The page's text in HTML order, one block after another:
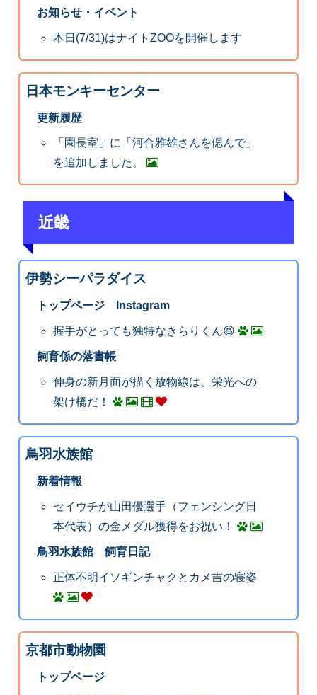
お知らせ・イベント
本日(7/31)はナイトZOOを開催します
日本モンキーセンター
更新履歴
「園長室」に「河合雅雄さんを偲んで」
を追加しました。
近畿
伊勢シーパラダイス
トップページ Instagram
握手がとっても独特なきらりくん😆
飼育係の落書帳
伸身の新月面が描く放物線は、栄光への
架け橋だ！
鳥羽水族館
新着情報
セイウチが山田優選手（フェンシング日
本代表）の金メダル獲得をお祝い！
鳥羽水族館 飼育日記
正体不明イソギンチャクとカメ吉の寝姿
京都市動物園
トップページ